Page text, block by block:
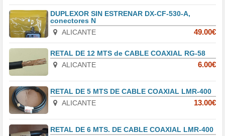
DUPLEXOR SIN ESTRENAR DX-CF-530-A,
conectores N
ALICANTE
49.00€
RETAL DE 12 MTS de CABLE COAXIAL RG-58
ALICANTE
6.00€
RETAL DE 5 MTS DE CABLE COAXIAL LMR-400
ALICANTE
13.00€
RETAL DE 6 MTS. DE CABLE COAXIAL LMR-400